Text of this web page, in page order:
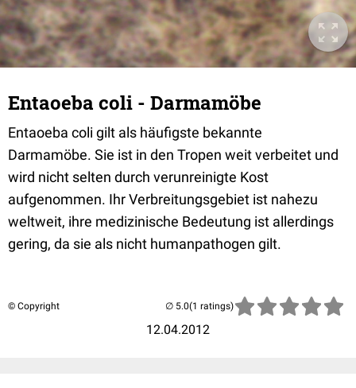
Entaoeba coli - Darmamöbe
Entaoeba coli gilt als häufigste bekannte
Darmamöbe. Sie ist in den Tropen weit verbeitet und
wird nicht selten durch verunreinigte Kost
aufgenommen. Ihr Verbreitungsgebiet ist nahezu
weltweit, ihre medizinische Bedeutung ist allerdings
gering, da sie als nicht humanpathogen gilt.
© Copyright
12.04.2012
(1 ratings)